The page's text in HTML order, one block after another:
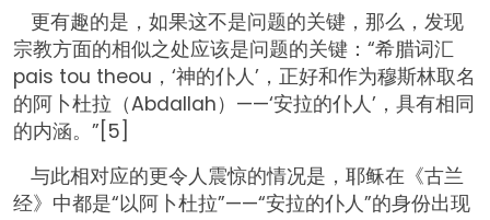
更有趣的是，如果这不是问题的关键，那么，发现
宗教方面的相似之处应该是问题的关键：“希腊词汇
pais tou theou，‘神的仆人’，正好和作为穆斯林取名
的阿卜杜拉（Abdallah）——‘安拉的仆人’，具有相同
的内涵。”[5]
与此相对应的更令人震惊的情况是，耶稣在《古兰
经》中都是“以阿卜杜拉”——“安拉的仆人”的身份出现